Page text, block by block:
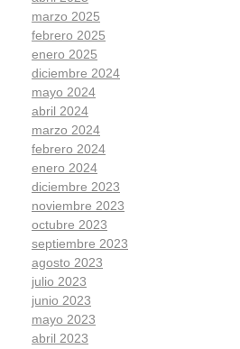
marzo 2025
febrero 2025
enero 2025
diciembre 2024
mayo 2024
abril 2024
marzo 2024
febrero 2024
enero 2024
diciembre 2023
noviembre 2023
octubre 2023
septiembre 2023
agosto 2023
julio 2023
junio 2023
mayo 2023
abril 2023